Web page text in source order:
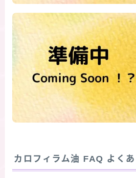
カロフィラム油 FAQ よくあ